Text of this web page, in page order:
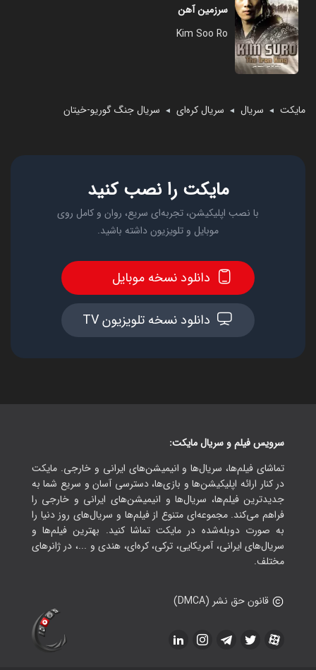
سرزمین آهن
Kim Soo Ro
مایکت ◄ سریال ◄ سریال کره‌ای ◄ سریال جنگ گوریو-خیتان
مایکت را نصب کنید
با نصب اپلیکیشن، تجربه‌ای سریع، روان و کامل روی
موبایل و تلویزیون داشته باشید.
دانلود نسخه موبایل
دانلود نسخه تلویزیون TV
سرویس فیلم و سریال مایکت:
تماشای فیلم‌ها، سریال‌ها و انیمیشن‌های ایرانی و خارجی. مایکت
در کنار ارائه اپلیکیشن‌ها و بازی‌ها، دسترسی آسان و سریع شما به
جدیدترین فیلم‌ها، سریال‌ها و انیمیشن‌های ایرانی و خارجی را
فراهم می‌کند. مجموعه‌ای متنوع از فیلم‌ها و سریال‌های روز دنیا را
به صورت دوبله‌شده در مایکت تماشا کنید. بهترین فیلم‌ها و
سریال‌های ایرانی، آمریکایی، ترکی، کره‌ای، هندی و ...، در ژانرهای
مختلف.
قانون حق نشر (DMCA)